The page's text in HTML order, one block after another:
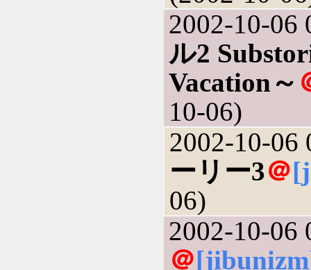
2002-10-06
ル2
Vacation～
10-06)
2002-10-06
ーリー3＠
06)
2002-10-06
＠